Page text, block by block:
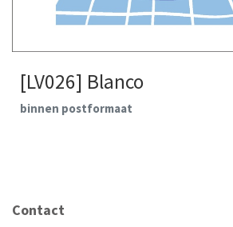
[LV026] Blanco
binnen postformaat
Contact